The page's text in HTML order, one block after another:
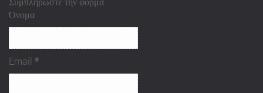
Όνομα
Email *